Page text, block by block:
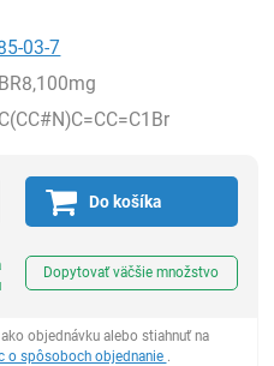
03-7
Do košíka
Dopytovať väčšie množstvo
objednávku alebo stiahnuť na
o spôsoboch objednanie .